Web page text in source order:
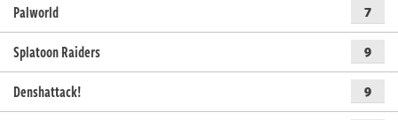
Palworld 7
Splatoon Raiders 9
Denshattack! 9